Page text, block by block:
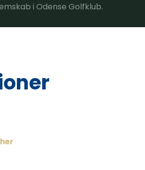
i Odense Golfklub.
her